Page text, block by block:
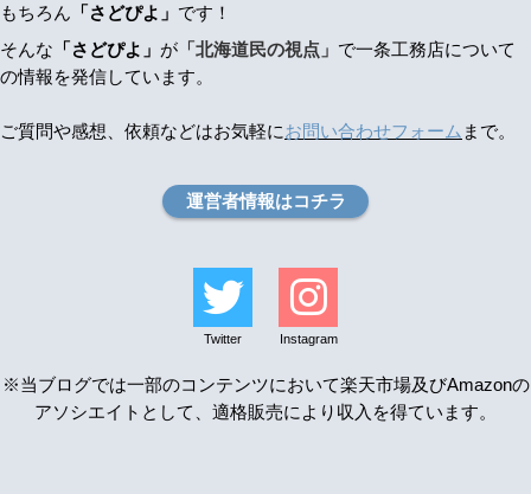
もちろん 「さどぴよ」 です！
そんな 「さどぴよ」 が 「北海道民の視点」 で一条工務店について
の情報を発信しています。
ご質問や感想、依頼などはお気軽にお問い合わせフォーム まで。
運営者情報はコチラ
Twitter Instagram
※当ブログでは一部のコンテンツにおいて楽天市場及びAmazonの
アソシエイトとして、適格販売により収入を得ています。